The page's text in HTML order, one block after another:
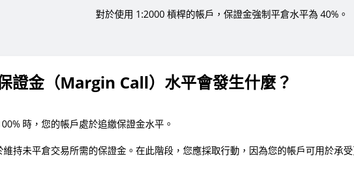
對於使用 1:2000 槓桿的帳戶，保證金強制平倉水平為 40%。
證金（Margin Call）水平會發生什麼？
時，您的帳戶處於追繳保證金水平。
持未平倉交易所需的保證金。在此階段，您應採取行動，因為您的帳戶可用於承